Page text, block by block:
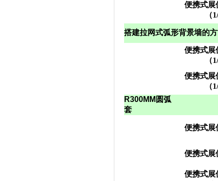
便携式展
（
搭建拉网式弧形背景墙的
便携式展
（
便携式展
（
R300MM 圆弧
套
便携式展
便携式展
便携式展